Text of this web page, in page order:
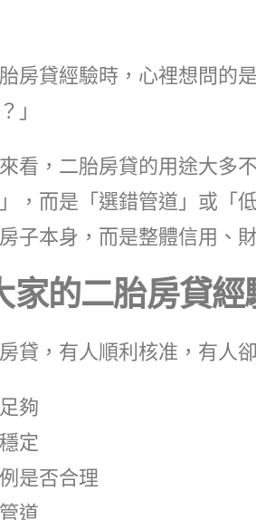
房貸經驗時，心裡想問的
」
看，二胎房貸的用途大多
」，而是「選錯管道」或
子本身，而是整體信用、
家的二胎房貸
貸，有人順利核准，有人
夠
定
是否合理
道